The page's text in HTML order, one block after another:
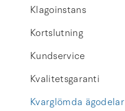
Klagoinstans
Kortslutning
Kundservice
Kvalitetsgaranti
Kvarglömda ägodelar